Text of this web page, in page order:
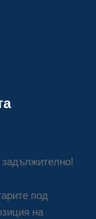
задължително!
под
на